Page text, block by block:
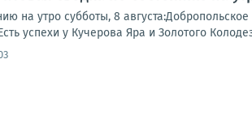
на утро субботы, 8
успехи у Кучерова Яра и Золотого